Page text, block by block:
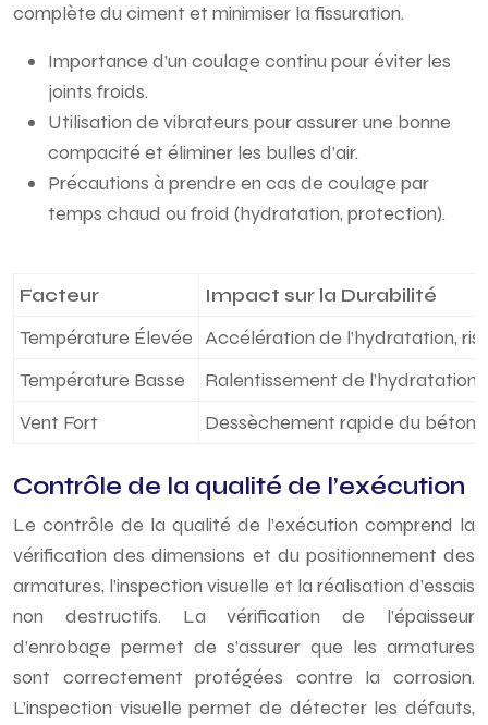
complète du ciment et minimiser la fissuration.
Importance d’un coulage continu pour éviter les
joints froids.
Utilisation de vibrateurs pour assurer une bonne
compacité et éliminer les bulles d’air.
Précautions à prendre en cas de coulage par
temps chaud ou froid (hydratation, protection).
Facteur
Impact sur la Durabilité
Température Élevée Accélération de l’hydratation,
Température Basse
Ralentissement de l’hydratation,
Vent Fort
Dessèchement rapide du béton
Contrôle de la qualité de l’exécution
Le contrôle de la qualité de l’exécution comprend la
vérification des dimensions et du positionnement des
armatures, l’inspection visuelle et la réalisation d’essais
non destructifs. La vérification de l’épaisseur
d’enrobage permet de s’assurer que les armatures
sont correctement protégées contre la corrosion.
L’inspection visuelle permet de détecter les défauts,